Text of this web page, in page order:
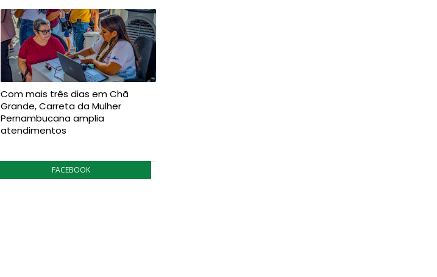
Com mais três dias em Chã
Grande, Carreta da Mulher
Pernambucana amplia
atendimentos
FACEBOOK